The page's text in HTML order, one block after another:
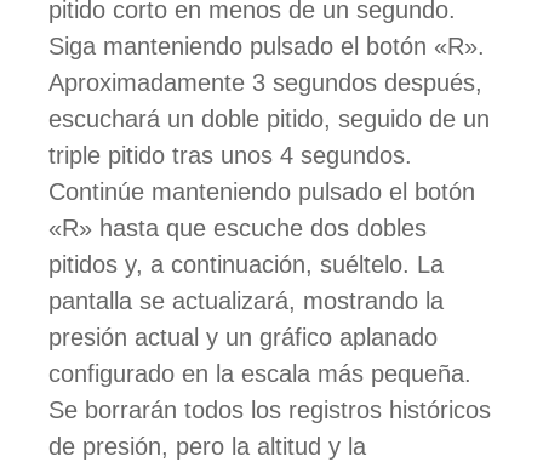
pitido corto en menos de un segundo.
Siga manteniendo pulsado el botón «R».
Aproximadamente 3 segundos después,
escuchará un doble pitido, seguido de un
triple pitido tras unos 4 segundos.
Continúe manteniendo pulsado el botón
«R» hasta que escuche dos dobles
pitidos y, a continuación, suéltelo. La
pantalla se actualizará, mostrando la
presión actual y un gráfico aplanado
configurado en la escala más pequeña.
Se borrarán todos los registros históricos
de presión, pero la altitud y la